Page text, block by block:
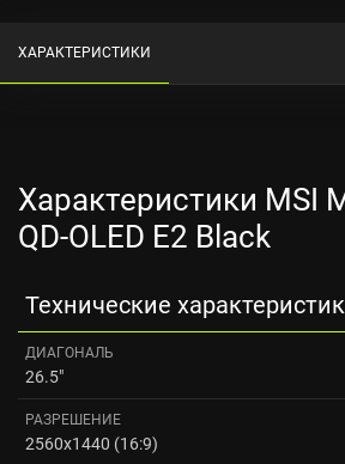
ХАРАКТЕРИСТИКИ
Характеристики MSI
QD-OLED E2 Black
Технические
ДИАГОНАЛЬ
26.5"
РАЗРЕШЕНИЕ
2560x1440 (16:9)